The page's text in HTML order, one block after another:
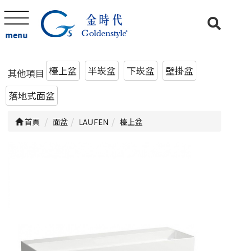
menu
其他項目 檯上盆 半崁盆 下崁盆
壁掛盆
落地式面盆
首頁 面盆 LAUFEN 檯上盆